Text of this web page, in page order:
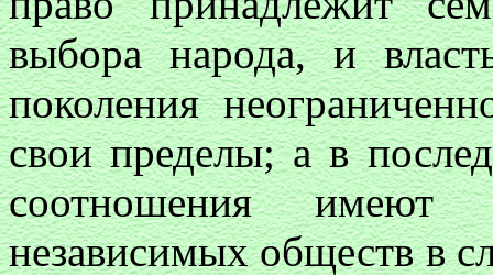
выбора народа, и
поколения
свои пределы; а в
соотношения имеют
независимых обществ в